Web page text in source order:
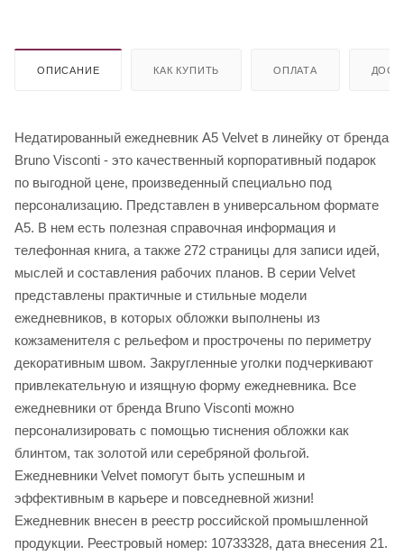
ОПИСАНИЕ КАК КУПИТЬ ОПЛАТА
Недатированный ежедневник A5 Velvet в линейку от бренда
Bruno Visconti - это качественный корпоративный подарок
по выгодной цене, произведенный специально под
персонализацию. Представлен в универсальном формате
А5. В нем есть полезная справочная информация и
телефонная книга, а также 272 страницы для записи идей,
мыслей и составления рабочих планов. В серии Velvet
представлены практичные и стильные модели
ежедневников, в которых обложки выполнены из
кожзаменителя с рельефом и прострочены по периметру
декоративным швом. Закругленные уголки подчеркивают
привлекательную и изящную форму ежедневника. Все
ежедневники от бренда Bruno Visconti можно
персонализировать с помощью тиснения обложки как
блинтом, так золотой или серебряной фольгой.
Ежедневники Velvet помогут быть успешным и
эффективным в карьере и повседневной жизни!
Ежедневник внесен в реестр российской промышленной
продукции. Реестровый номер: 10733328, дата внесения 21.